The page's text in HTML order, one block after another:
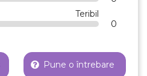
Teribil
0
Pune o întrebare